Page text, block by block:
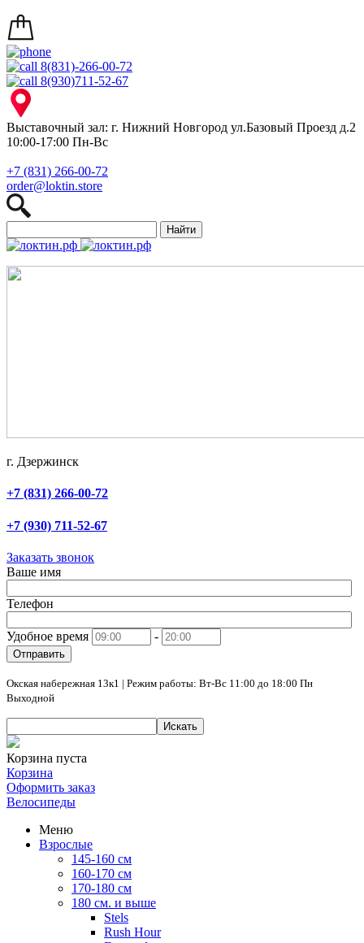
8(831)-266-00-72
8(930)711-52-67
Выставочный зал: г. Нижний Новгород ул.Базовый Проезд д.2
10:00-17:00 Пн-Вс
+7 (831) 266-00-72
order@loktin.store
Найти
г. Дзержинск
+7 (831) 266-00-72
+7 (930) 711-52-67
Заказать звонок
Ваше имя
Телефон
Удобное время -
Отправить
Окская набережная 13к1 | Режим работы: Вт-Вс 11:00 до 18:00 Пн
Выходной
Искать
Корзина пуста
Корзина
Оформить заказ
Велосипеды
Меню
Взрослые
145-160 см
160-170 см
170-180 см
180 см. и выше
Stels
Rush Hour